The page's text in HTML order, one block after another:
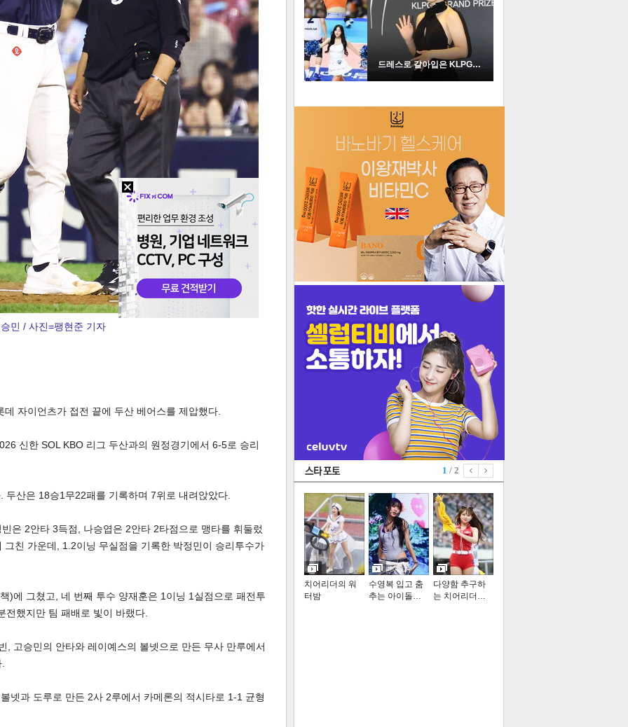
텍스 텍스 url 복 인쇄
민 / 사진=팽현준 기자
자이언츠가 접전 끝에 두산 베어스를 제압했다.
신한 SOL KBO 리그 두산과의 원정경기에서 6-5로 승리
산은 18승1무22패를 기록하며 7위로 내려앉았다.
은 2안타 3득점, 나승엽은 2안타 2타점으로 맹타를 휘둘렀
친 가운데, 1.2이닝 무실점을 기록한 박정민이 승리투수가
)에 그쳤고, 네 번째 투수 양재훈은 1이닝 1실점으로 패전투
했지만 팀 패배로 빛이 바랬다.
, 고승민의 안타와 레이예스의 볼넷으로 만든 무사 만루에서
넷과 도루로 만든 2사 2루에서 카메론의 적시타로 1-1 균형
2
더보기
인기포토
드레스로 갈아입은 KLPGA …
1 / 2
치어리더의 워
터밤
수영복 입고 춤
추는 아이돌…
다양함 추구하
는 치어리더…